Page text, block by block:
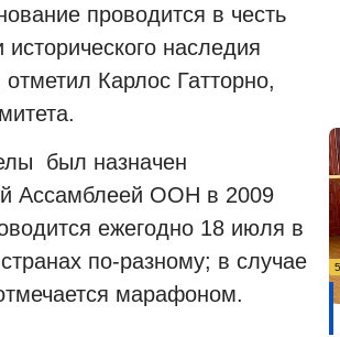
проводится в честь
исторического наследия
Карлос Гатторно,
был назначен
Ассамблеей ООН в 2009
ежегодно 18 июля в
по-разному; в случае
марафоном.